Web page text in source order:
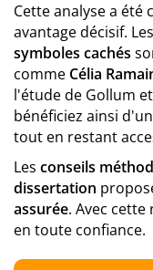
Cette analyse a
avantage décisif. Les
symboles cachés
comme Célia
l'étude de Gollum
bénéficiez ainsi
tout en restant
Les conseils
dissertation
assurée. Avec
en toute confiance.